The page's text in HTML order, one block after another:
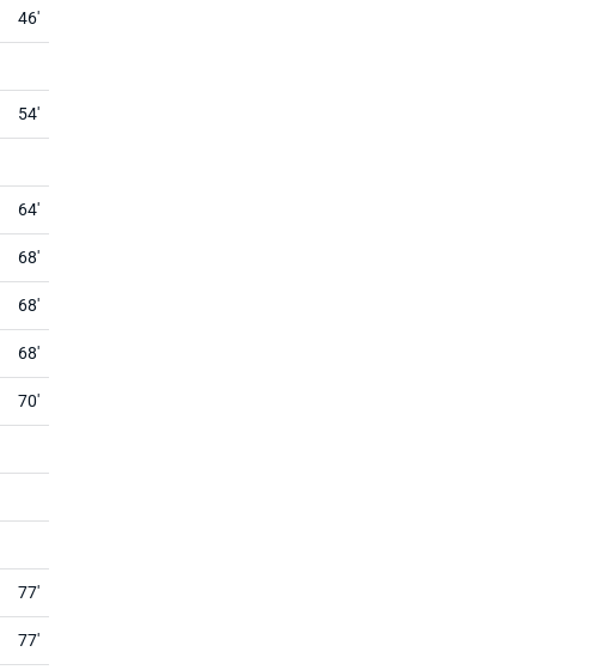
46'
54'
64'
68'
68'
68'
70'
77'
77'